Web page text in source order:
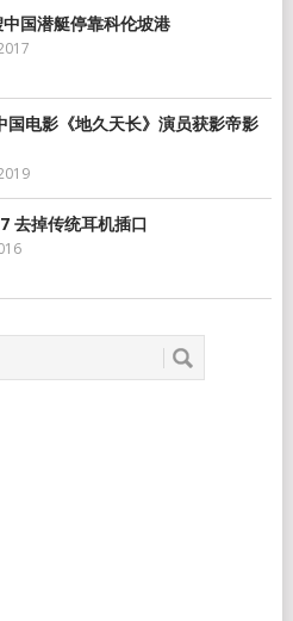
国潜艇停靠科伦坡港
国电影《地久天长》演员获影帝影
去掉传统耳机插口